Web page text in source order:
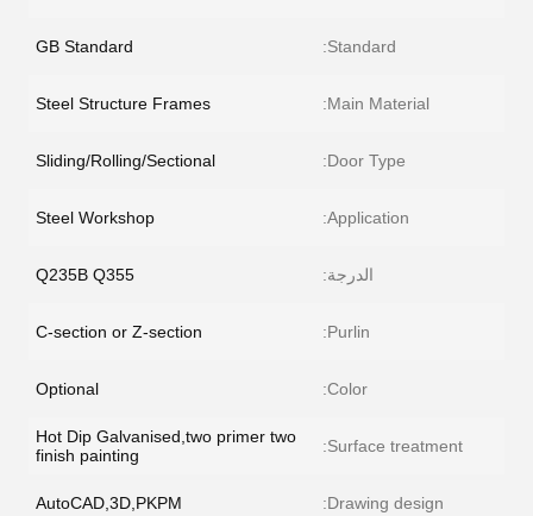
Standard:
GB Standard
Main Material:
Steel Structure Frames
Door Type:
Sliding/Rolling/Sectional
Application:
Steel Workshop
الدرجة: Q235B Q355
Purlin:
C-section or Z-section
Color:
Optional
Surface treatment:
Hot Dip Galvanised,two primer two
finish painting
Drawing design:
AutoCAD,3D,PKPM